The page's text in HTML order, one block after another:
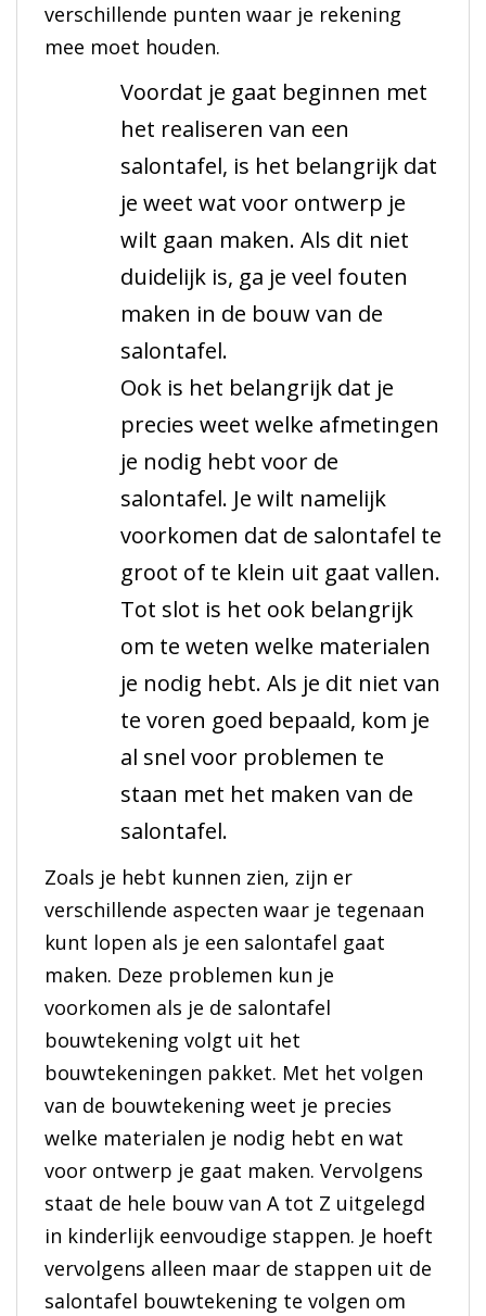
verschillende punten waar je rekening
mee moet houden.
Voordat je gaat beginnen met
het realiseren van een
salontafel, is het belangrijk dat
je weet wat voor ontwerp je
wilt gaan maken. Als dit niet
duidelijk is, ga je veel fouten
maken in de bouw van de
salontafel.
Ook is het belangrijk dat je
precies weet welke afmetingen
je nodig hebt voor de
salontafel. Je wilt namelijk
voorkomen dat de salontafel te
groot of te klein uit gaat vallen.
Tot slot is het ook belangrijk
om te weten welke materialen
je nodig hebt. Als je dit niet van
te voren goed bepaald, kom je
al snel voor problemen te
staan met het maken van de
salontafel.
Zoals je hebt kunnen zien, zijn er
verschillende aspecten waar je tegenaan
kunt lopen als je een salontafel gaat
maken. Deze problemen kun je
voorkomen als je de salontafel
bouwtekening volgt uit het
bouwtekeningen pakket. Met het volgen
van de bouwtekening weet je precies
welke materialen je nodig hebt en wat
voor ontwerp je gaat maken. Vervolgens
staat de hele bouw van A tot Z uitgelegd
in kinderlijk eenvoudige stappen. Je hoeft
vervolgens alleen maar de stappen uit de
salontafel bouwtekening te volgen om